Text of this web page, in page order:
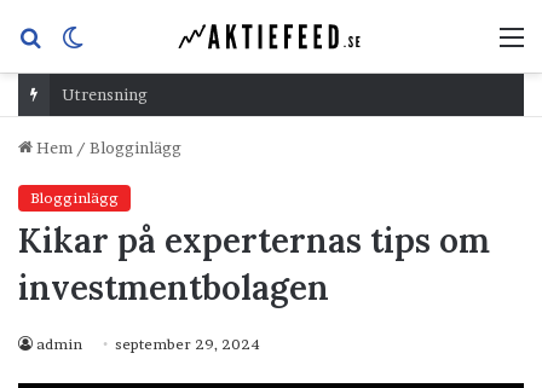
Sök
efterskin
Utrensning
Hem / Blogginlägg
Blogginlägg
Kikar på experternas tips om
investmentbolagen
admin september 29, 2024